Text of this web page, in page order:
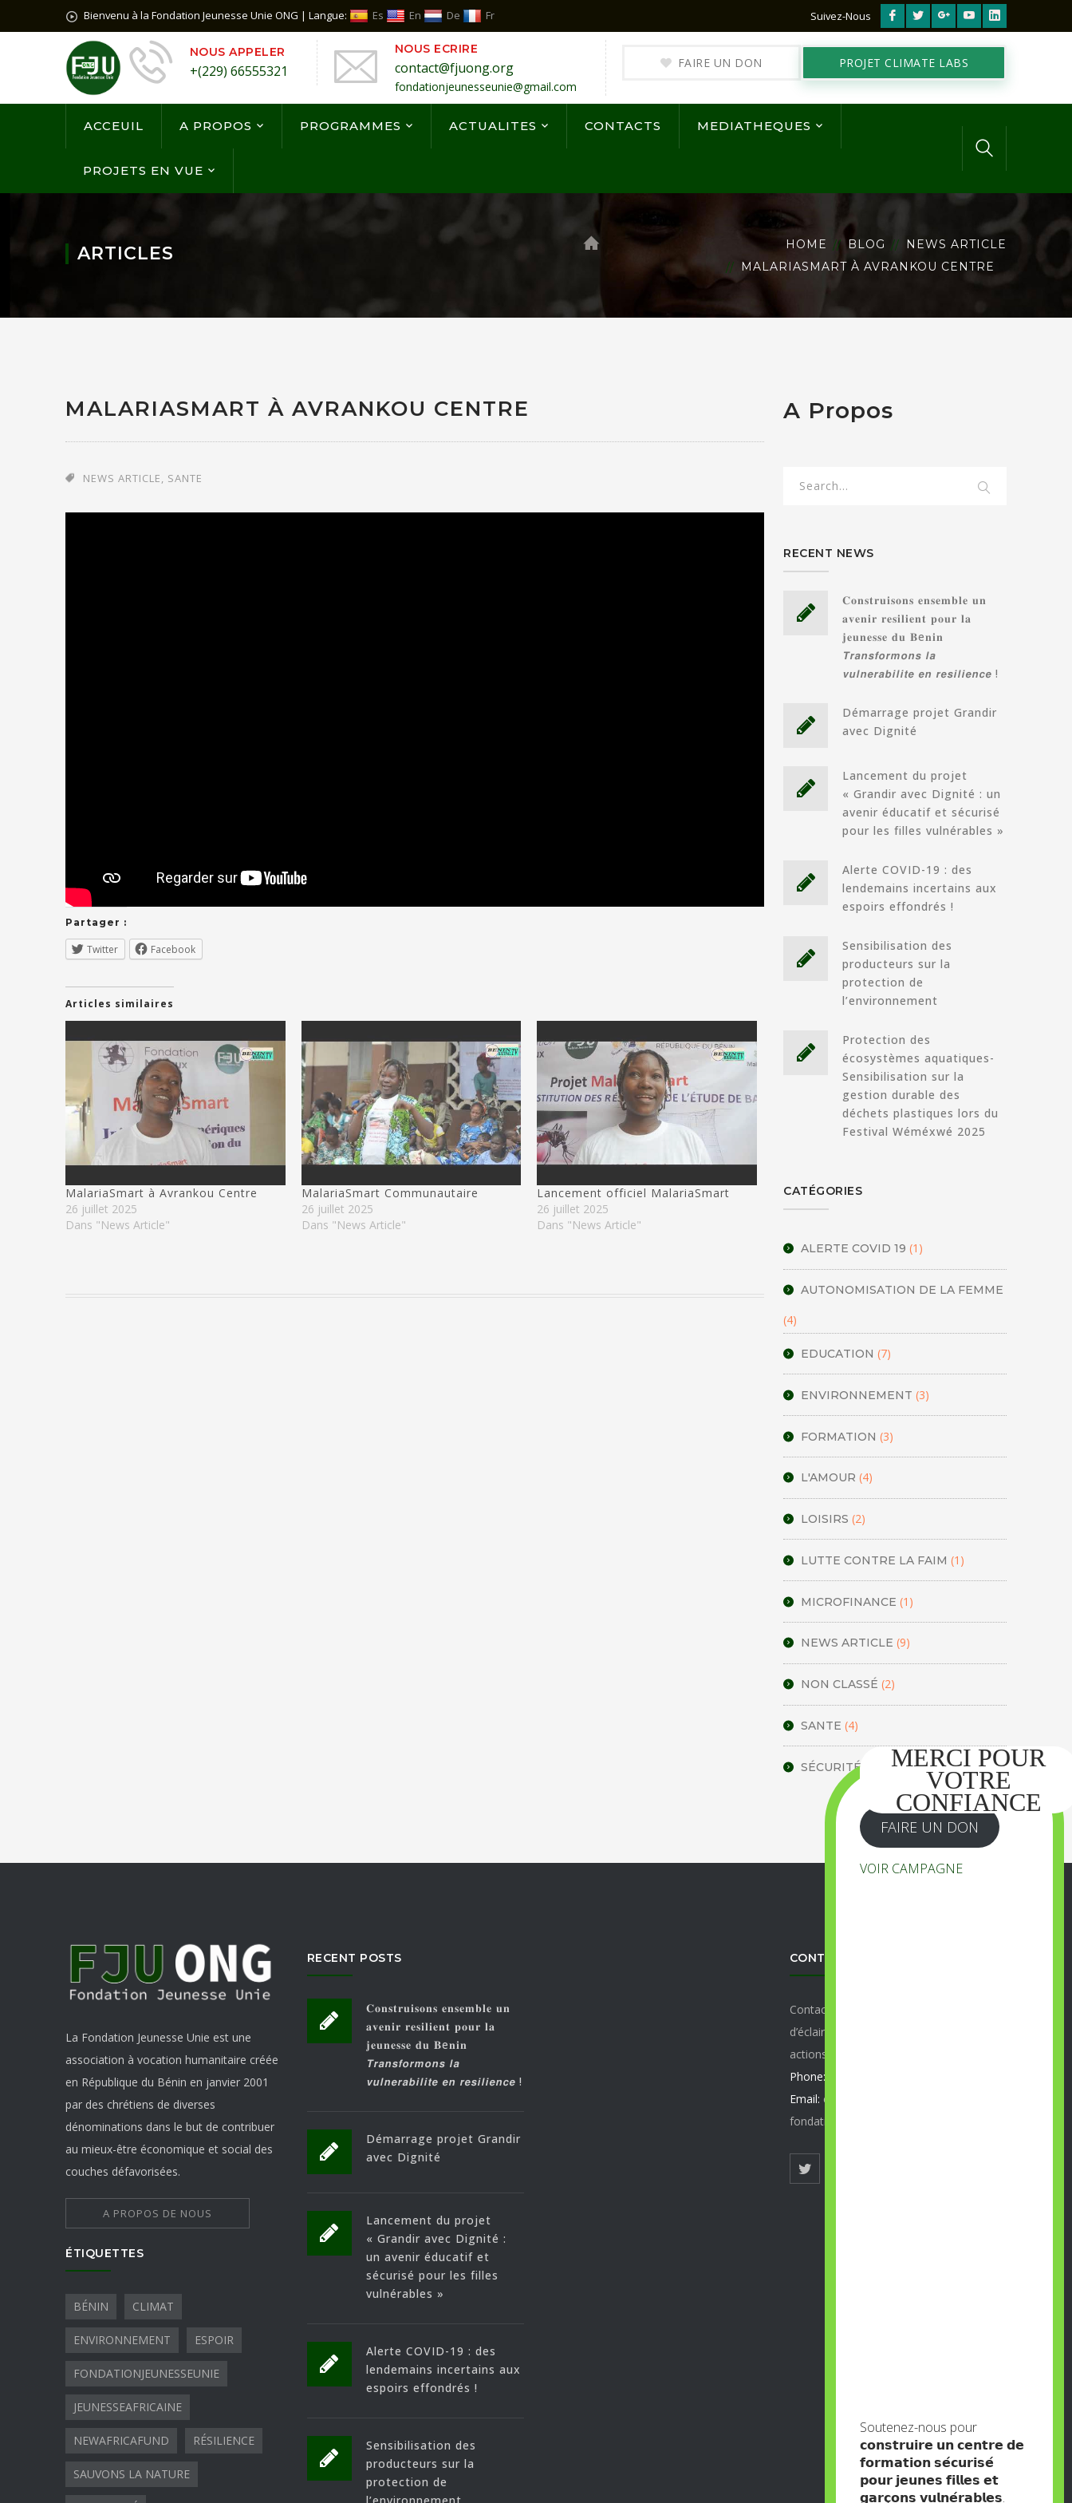
Bienvenu à la Fondation Jeunesse Unie ONG | Langue: Es En De Fr Suivez-Nous
Facebook
TwitterGoogle
Profile
YoutubeLinkedIn
FAIRE UN DON
PROJET CLIMATE LABS
NOUS APPELER
+(229) 66555321
NOUS ECRIRE
contact@fjuong.org
fondationjeunesseunie@gmail.com
ACCEUIL A PROPOS PROGRAMMES ACTUALITES CONTACTS MEDIATHEQUES
PROJETS EN VUE
ARTICLES HOME BLOG
NEWS ARTICLE
MALARIASMART À AVRANKOU CENTRE
MALARIASMART À AVRANKOU CENTRE
NEWS ARTICLE, SANTE
Partager :
Twitter Facebook
Articles similaires
MalariaSmart à Avrankou Centre
26 juillet 2025
Dans "News Article"
MalariaSmart Communautaire
26 juillet 2025
Dans "News Article"
Lancement officiel MalariaSmart
26 juillet 2025
Dans "News Article"
A Propos
RECENT NEWS
𝐂𝐨𝐧𝐬𝐭𝐫𝐮𝐢𝐬𝐨𝐧𝐬 𝐞𝐧𝐬𝐞𝐦𝐛𝐥𝐞 𝐮𝐧
𝐚𝐯𝐞𝐧𝐢𝐫 𝐫𝐞𝐬𝐢𝐥𝐢𝐞𝐧𝐭 𝐩𝐨𝐮𝐫 𝐥𝐚
𝐣𝐞𝐮𝐧𝐞𝐬𝐬𝐞 𝐝𝐮 𝐁e𝐧𝐢𝐧
𝙏𝙧𝙖𝙣𝙨𝙛𝙤𝙧𝙢𝙤𝙣𝙨 𝙡𝙖
𝙫𝙪𝙡𝙣𝙚𝙧𝙖𝙗𝙞𝙡𝙞𝙩𝙚 𝙚𝙣 𝙧𝙚𝙨𝙞𝙡𝙞𝙚𝙣𝙘𝙚 !
Démarrage projet Grandir
avec Dignité
Lancement du projet
« Grandir avec Dignité : un
avenir éducatif et sécurisé
pour les filles vulnérables »
Alerte COVID-19 : des
lendemains incertains aux
espoirs effondrés !
Sensibilisation des
producteurs sur la
protection de
l’environnement
Protection des
écosystèmes aquatiques-
Sensibilisation sur la
gestion durable des
déchets plastiques lors du
Festival Wéméxwé 2025
CATÉGORIES
ALERTE COVID 19 (1)
AUTONOMISATION DE LA FEMME
(4)
EDUCATION (7)
ENVIRONNEMENT (3)
FORMATION (3)
L'AMOUR (4)
LOISIRS (2)
LUTTE CONTRE LA FAIM (1)
MICROFINANCE (1)
NEWS ARTICLE (9)
NON CLASSÉ (2)
SANTE (4)
SÉCURITÉ ALIMENTAIRE(1)
La Fondation Jeunesse Unie est une
association à vocation humanitaire créée
en République du Bénin en janvier 2001
par des chrétiens de diverses
dénominations dans le but de contribuer
au mieux-être économique et social des
couches défavorisées.
A PROPOS DE NOUS
ÉTIQUETTES
BÉNIN CLIMAT
ENVIRONNEMENT ESPOIR
FONDATIONJEUNESSEUNIE
JEUNESSEAFRICAINE
NEWAFRICAFUND RÉSILIENCE
SAUVONS LA NATURE
RECENT POSTS
𝐂𝐨𝐧𝐬𝐭𝐫𝐮𝐢𝐬𝐨𝐧𝐬 𝐞𝐧𝐬𝐞𝐦𝐛𝐥𝐞 𝐮𝐧
𝐚𝐯𝐞𝐧𝐢𝐫 𝐫𝐞𝐬𝐢𝐥𝐢𝐞𝐧𝐭 𝐩𝐨𝐮𝐫 𝐥𝐚
𝐣𝐞𝐮𝐧𝐞𝐬𝐬𝐞 𝐝𝐮 𝐁e𝐧𝐢𝐧
𝙏𝙧𝙖𝙣𝙨𝙛𝙤𝙧𝙢𝙤𝙣𝙨 𝙡𝙖
𝙫𝙪𝙡𝙣𝙚𝙧𝙖𝙗𝙞𝙡𝙞𝙩𝙚 𝙚𝙣 𝙧𝙚𝙨𝙞𝙡𝙞𝙚𝙣𝙘𝙚 !
Démarrage projet Grandir
avec Dignité
Lancement du projet
« Grandir avec Dignité :
un avenir éducatif et
sécurisé pour les filles
vulnérables »
Alerte COVID-19 : des
lendemains incertains aux
espoirs effondrés !
Sensibilisation des
producteurs sur la
protection de
CONTACT INFO
Contactez-Nous pour plus
d’éclaircissement sur nos projets et
actions
Phone:
Email: contact@fjuong.org |
fondationjeunesseunie@gmail.com
FAIRE UN DON
VOIR CAMPAGNE
Soutenez-nous pour
𝗰𝗼𝗻𝘀𝘁𝗿𝘂𝗶𝗿𝗲 𝘂𝗻 𝗰𝗲𝗻𝘁𝗿𝗲 𝗱𝗲
𝗳𝗼𝗿𝗺𝗮𝘁𝗶𝗼𝗻 𝘀𝗲́𝗰𝘂𝗿𝗶𝘀𝗲́
𝗽𝗼𝘂𝗿 𝗷𝗲𝘂𝗻𝗲𝘀 𝗳𝗶𝗹𝗹𝗲𝘀 𝗲𝘁
𝗴𝗮𝗿𝗰̧𝗼𝗻𝘀 𝘃𝘂𝗹𝗻𝗲́𝗿𝗮𝗯𝗹𝗲𝘀.